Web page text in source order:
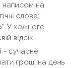
написом на
слова:
У кожного
відсік.
- сучасне
гроші на день